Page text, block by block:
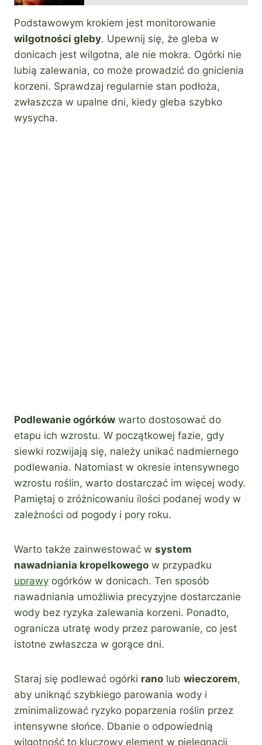
Podstawowym krokiem jest monitorowanie
wilgotności gleby. Upewnij się, że gleba w
donicach jest wilgotna, ale nie mokra. Ogórki nie
lubią zalewania, co może prowadzić do gnicienia
korzeni. Sprawdzaj regularnie stan podłoża,
zwłaszcza w upalne dni, kiedy gleba szybko
wysycha.
Podlewanie ogórków warto dostosować do
etapu ich wzrostu. W początkowej fazie, gdy
siewki rozwijają się, należy unikać nadmiernego
podlewania. Natomiast w okresie intensywnego
wzrostu roślin, warto dostarczać im więcej wody.
Pamiętaj o zróżnicowaniu ilości podanej wody w
zależności od pogody i pory roku.
Warto także zainwestować w system
nawadniania kropelkowego w przypadku
uprawy ogórków w donicach. Ten sposób
nawadniania umożliwia precyzyjne dostarczanie
wody bez ryzyka zalewania korzeni. Ponadto,
ogranicza utratę wody przez parowanie, co jest
istotne zwłaszcza w gorące dni.
Staraj się podlewać ogórki rano lub wieczorem,
aby uniknąć szybkiego parowania wody i
zminimalizować ryzyko poparzenia roślin przez
intensywne słońce. Dbanie o odpowiednią
wilgotność to kluczowy element w pielęgnacji